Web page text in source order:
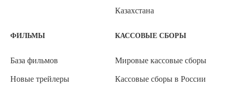
Казахстана
ФИЛЬМЫ
База фильмов
Новые трейлеры
КАССОВЫЕ СБОРЫ
Мировые кассовые сборы
Кассовые сборы в России